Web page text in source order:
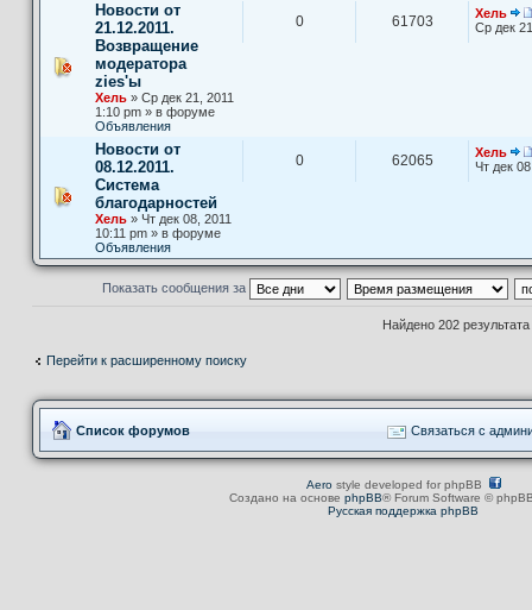
Новости от
21.12.2011.
Возвращение
модератора
zies'ы
Хель » Ср дек 21, 2011
1:10 pm » в форуме
Объявления
0 61703
Хель
Ср дек
Новости от
08.12.2011.
Система
благодарностей
Хель » Чт дек 08, 2011
10:11 pm » в форуме
Объявления
0 62065
Хель
Чт дек
Показать сообщения за
Найдено 202 результата
Перейти к расширенному поиску
Список форумов Связаться с
Aerostyle developed for phpBB
Создано на основе phpBB® Forum Software ©
Русская поддержка phpBB